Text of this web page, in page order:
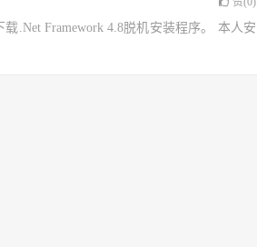
.Net Framework 4.8脱机安装程序。 本人安